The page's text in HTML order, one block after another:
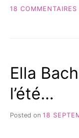
18 COMMENTAIRES
Ella
l’été…
Posted on 18